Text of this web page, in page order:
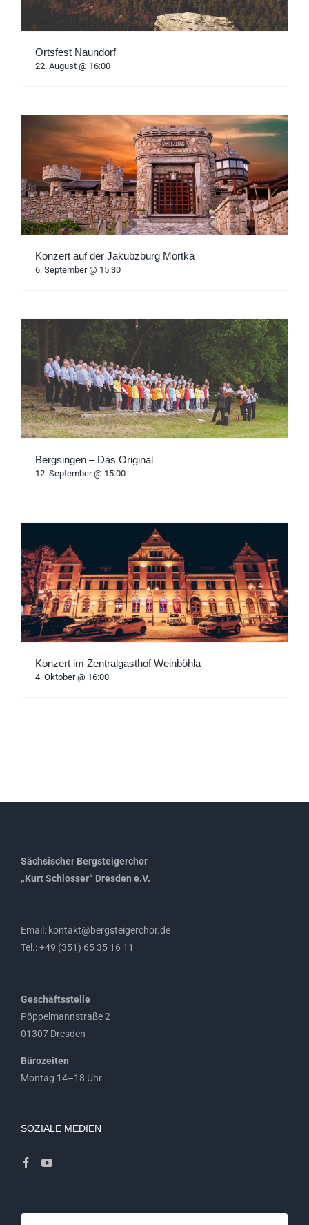
Ortsfest Naundorf
22. August @ 16:00
Konzert auf der Jakubzburg Mortka
6. September @ 15:30
Bergsingen – Das Original
12. September @ 15:00
Konzert im Zentralgasthof Weinböhla
4. Oktober @ 16:00
Sächsischer Bergsteigerchor
„Kurt Schlosser“ Dresden e.V.
Email: kontakt@bergsteigerchor.de
Tel.: +49 (351) 65 35 16 11
Geschäftsstelle
Pöppelmannstraße 2
01307 Dresden
Bürozeiten
Montag 14–18 Uhr
SOZIALE MEDIEN